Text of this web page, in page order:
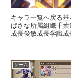
キャラ一覧へ戻る
ばさな所属組織千
成長俊敏成長学識
ゲーム